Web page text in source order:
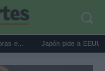
Japón pide a EEUU que